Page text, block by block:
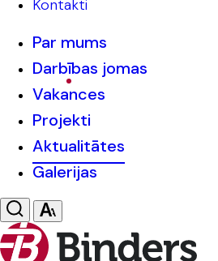
Kontakti
Par mums
Darbības jomas
Vakances
Projekti
Aktualitātes
Galerijas